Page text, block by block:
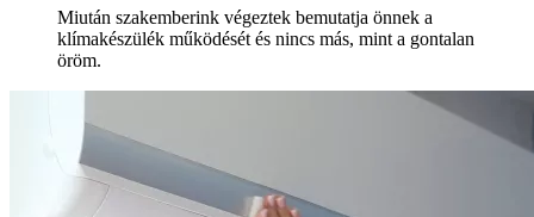
Miután szakemberink végeztek bemutatja önnek a
klímakészülék működését és nincs más, mint a gontalan
öröm.